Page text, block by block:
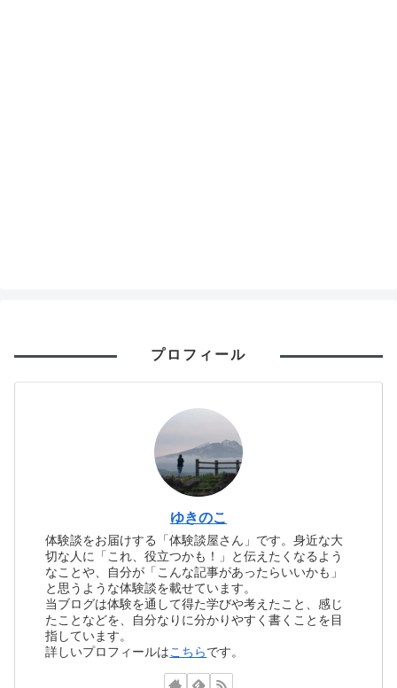
プロフィール
ゆきのこ
体験談をお届けする「体験談屋さん」です。身近な大
切な人に「これ、役立つかも！」と伝えたくなるよう
なことや、自分が「こんな記事があったらいいかも」
と思うような体験談を載せています。
当ブログは体験を通して得た学びや考えたこと、感じ
たことなどを、自分なりに分かりやすく書くことを目
指しています。
詳しいプロフィールはこちらです。